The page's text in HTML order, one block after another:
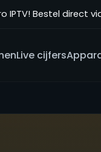
IPTV! Bestel direct
Live cijfers